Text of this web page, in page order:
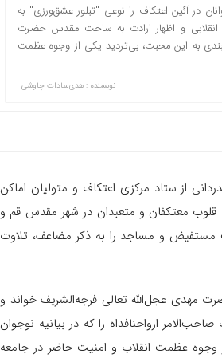
در آئین اعتکاف را نوعی "تبلور عشق‌ورزی" به
و اظهار ارادت به ساحت مقدس حضرت
به این محبت، بی‌تردید یکی از وجوه عظمت
نویسنده : هدی‌سادات چاوشی
از ستاد مرکزی اعتکاف و متولیان اماکن
قلوب معتکفان و متعبدان در شهر مقدس قم و
مستفیض و مساجد را به ذکر مضاعف، تلاوت
مهدی عجل‌الله تعالی فرجه‌الشریف خواند و
ارواحنافداه را که در بیانیه نوجوان
وجوه عظمت انقلاب و امنیت حاضر در جامعه